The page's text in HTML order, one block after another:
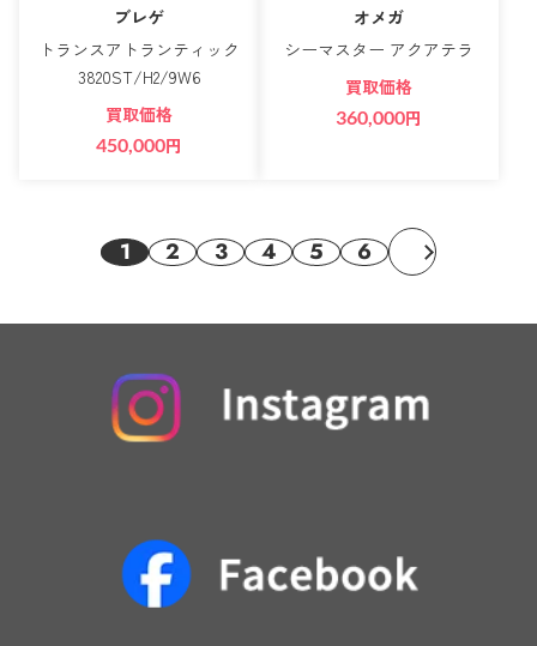
ブレゲ
トランスアトランティック
3820ST/H2/9W6
買取価格
450,000円
オメガ
シーマスター アクアテラ
買取価格
360,000円
1 2 3 4 5 6